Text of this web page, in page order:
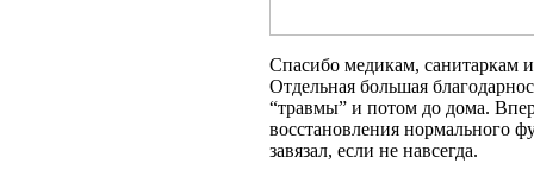
Спасибо медикам, санитаркам
Отдельная большая
“травмы” и потом до дома.
восстановления нормального
завязал, если не навсегда.